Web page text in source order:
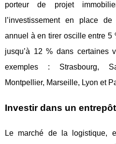
porteur de projet
l’investissement en place
annuel à en tirer oscille entre 5
jusqu’à 12 % dans certaines
exemples : Strasbourg,
Montpellier, Marseille, Lyon et
Investir dans un
Le marché de la logistique,